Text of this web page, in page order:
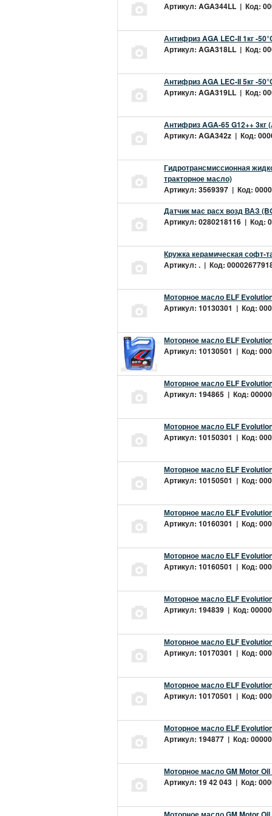
Артикул: AGA344LL | Код:
Антифриз AGA LEC-II 1кг -
Артикул: AGA318LL | Код:
Антифриз AGA LEC-II 5кг -
Артикул: AGA319LL | Код:
Антифриз AGA-65 G12++ 3кг
Артикул: AGA342z | Код:
Гидротрансмиссионная
тракторное масло)
Артикул: 3569397 | Код:
Датчик мас расх возд ВАЗ
Артикул: 0280218116 | Код:
Кружка керамическая софт-
Артикул: . | Код:
Моторное масло ELF
Артикул: 10130301 | Код:
Моторное масло ELF
Артикул: 10130501 | Код:
Моторное масло ELF
Артикул: 194865 | Код:
Моторное масло ELF
Артикул: 10150301 | Код:
Моторное масло ELF
Артикул: 10150501 | Код:
Моторное масло ELF
Артикул: 10160301 | Код:
Моторное масло ELF
Артикул: 10160501 | Код:
Моторное масло ELF
Артикул: 194839 | Код:
Моторное масло ELF
Артикул: 10170301 | Код:
Моторное масло ELF
Артикул: 10170501 | Код:
Моторное масло ELF
Артикул: 194877 | Код:
Моторное масло GM Motor Oil
Артикул: 19 42 043 | Код: